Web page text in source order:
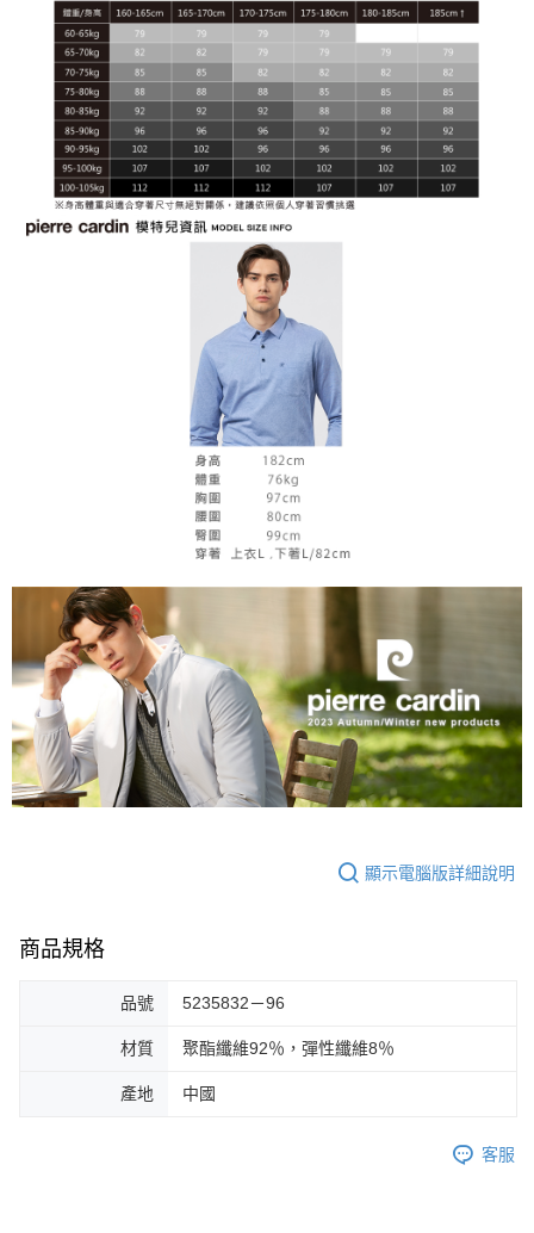
顯示電腦版詳細說明
商品規格
品號 5235832－96
材質 聚酯纖維92％，彈性纖維8％
產地 中國
客服